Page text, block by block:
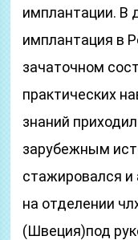
имплантации. В
имплантация в
зачаточном
практических
знаний
зарубежным
стажировался и
на отделении
(Швеция)под